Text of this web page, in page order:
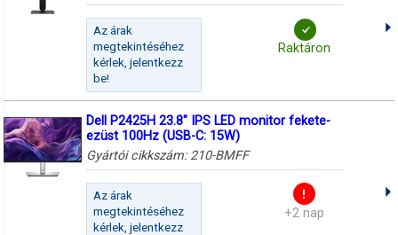
Az árak
megtekintéséhez
kérlek, jelentkezz
be!
Raktáron
Dell P2425H 23.8" IPS LED monitor fekete-
ezüst 100Hz (USB-C: 15W)
Gyártói cikkszám: 210-BMFF
Az árak
megtekintéséhez
kérlek, jelentkezz
+2 nap